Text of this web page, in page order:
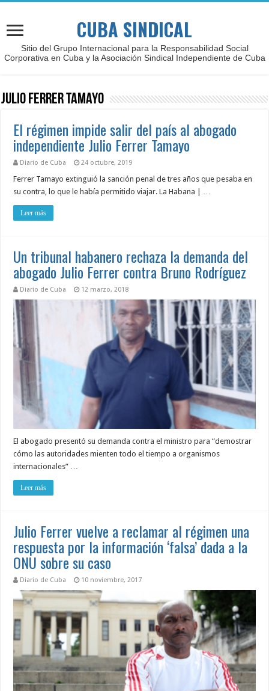
CUBA SINDICAL
Sitio del Grupo Internacional para la Responsabilidad Social
Corporativa en Cuba y la Asociación Sindical Independiente de Cuba
Julio Ferrer Tamayo
El régimen impide salir del país al abogado
independiente Julio Ferrer Tamayo
Diario de Cuba 24 octubre, 2019
Ferrer Tamayo extinguió la sanción penal de tres años que pesaba en
su contra, lo que le había permitido viajar. La Habana | …
Leer más
Un tribunal habanero rechaza la demanda del
abogado Julio Ferrer contra Bruno Rodríguez
Diario de Cuba 12 marzo, 2018
El abogado presentó su demanda contra el ministro para “demostrar
cómo las autoridades mienten todo el tiempo a organismos
internacionales” …
Leer más
Julio Ferrer vuelve a reclamar al régimen una
respuesta por la información ‘falsa’ dada a la
ONU sobre su caso
Diario de Cuba 10 noviembre, 2017